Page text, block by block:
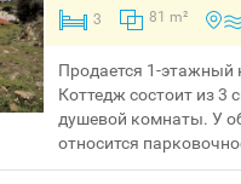
3 81 m²
Продается 1-этажный
Коттедж состоит из 3
душевой комнаты. У
относится